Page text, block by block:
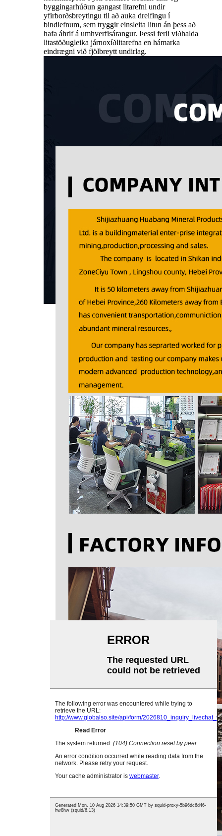
byggingarhúðun gangast litarefni undir
yfirborðsbreytingu til að auka dreifingu í
bindiefnum, sem tryggir einsleita litun án þess að
hafa áhrif á umhverfisárangur. Þessi ferli viðhalda
litastöðugleika járnoxíðlitarefna en hámarka
eindrægni við fjölbreytt undirlag.